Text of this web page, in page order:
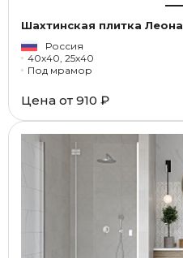
Шахтинская плитка Леона
Россия
40x40, 25x40
Под мрамор
Цена от 910 ₽